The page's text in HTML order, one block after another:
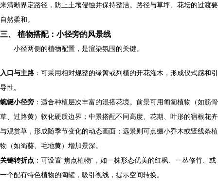
来清晰界定路径，防止土壤侵蚀并保持整洁。路径与草坪、花坛的过渡要
自然柔和。
三、 植物搭配：小径旁的风景线
小径两侧的植物配置，是渲染氛围的关键。
入口与主路 ：可采用相对规整的绿篱或列植的开花灌木，形成仪式感和引
导性。
蜿蜒小径旁 ：适合种植层次丰富的混搭花境。前景可用匍匐植物（如筋骨
草、过路黄）软化硬质边界；中景搭配不同高度、花期、叶形的宿根花卉
与观赏草，形成随季节变化的动态画面；远景则可点缀小乔木或竖线条植
物（如蜀葵、毛地黄）增加景深。
关键转折点 ：可设置“焦点植物”，如一株形态优美的红枫、一丛修竹、或
一个配有特色植物的陶罐，吸引视线，提示空间转换。